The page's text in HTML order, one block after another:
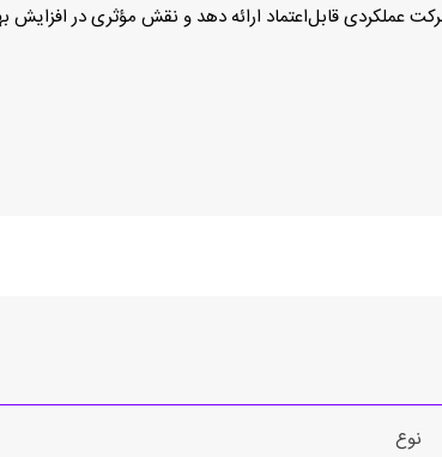
عملکردی قابل‌اعتماد ارائه دهد و نقش مؤثری در افزایش
نوع